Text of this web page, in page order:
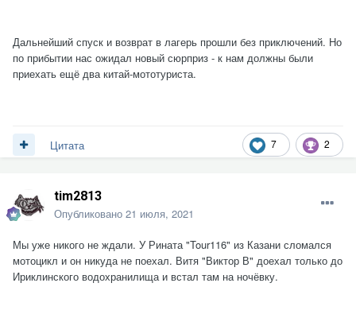
Дальнейший спуск и возврат в лагерь прошли без приключений. Но
по прибытии нас ожидал новый сюрприз - к нам должны были
приехать ещё два китай-мототуриста.
7 2
Цитата
tim2813
Опубликовано 21 июля, 2021
Мы уже никого не ждали. У Рината "Tour116" из Казани сломался
мотоцикл и он никуда не поехал. Витя "Виктор В" доехал только до
Ириклинского водохранилища и встал там на ночёвку.